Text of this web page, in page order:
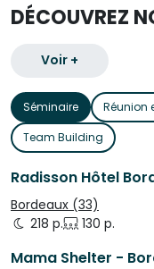
DÉCOUVREZ
Voir +
Séminaire Réunion
Team Building
Radisson Hôtel
Bordeaux (33)
218 p.
130 p.
Mama Shelter -